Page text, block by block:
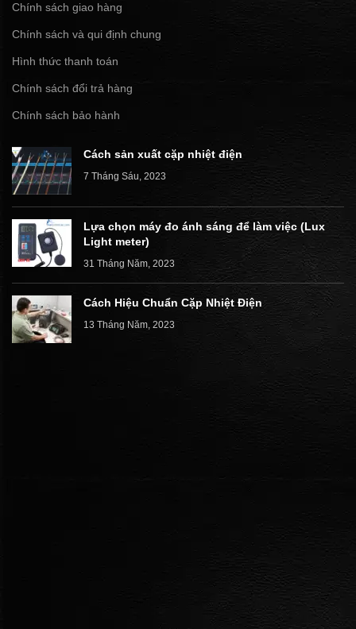
Chính sách giao hàng
Chính sách và qui định chung
Hình thức thanh toán
Chính sách đổi trả hàng
Chính sách bảo hành
Cách sản xuất cặp nhiệt điện
7 Tháng Sáu, 2023
Lựa chọn máy đo ánh sáng để làm việc (Lux
Light meter)
31 Tháng Năm, 2023
Cách Hiệu Chuẩn Cặp Nhiệt Điện
13 Tháng Năm, 2023